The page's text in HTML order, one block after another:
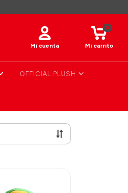
Mi cuenta Mi carrito
0
OFFICIAL PLUSH